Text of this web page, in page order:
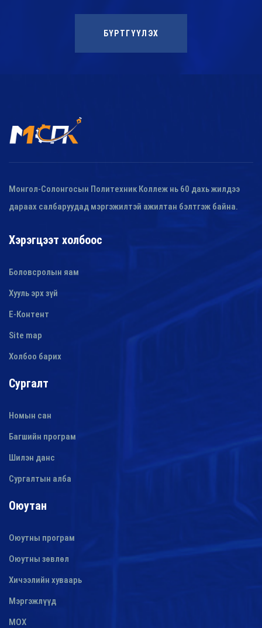
БҮРТГҮҮЛЭХ
Монгол-Солонгосын Политехник Коллеж нь 60 дахь жилдээ
дараах салбаруудад мэргэжилтэй ажилтан бэлтгэж байна.
Хэрэгцээт холбоос
Боловсролын яам
Хууль эрх зүй
E-Контент
Site map
Холбоо барих
Сургалт
Номын сан
Багшийн програм
Шилэн данс
Сургалтын алба
Оюутан
Оюутны програм
Оюутны зөвлөл
Хичээлийн хуваарь
Мэргэжлүүд
МОХ